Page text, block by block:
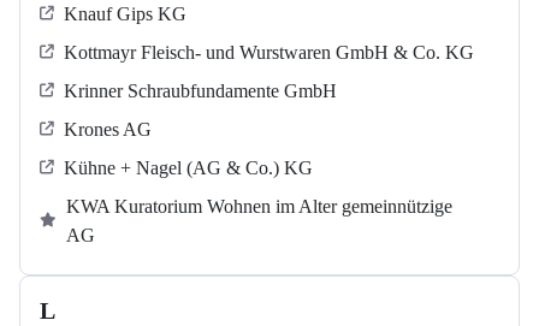
Knauf Gips KG
Kottmayr Fleisch- und Wurstwaren GmbH & Co. KG
Krinner Schraubfundamente GmbH
Krones AG
Kühne + Nagel (AG & Co.) KG
KWA Kuratorium Wohnen im Alter gemeinnützige
AG
L